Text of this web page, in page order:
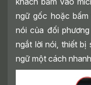
ngữ gốc hoặc
nói của đối
ngắt lời nói, thiết bị
ngữ một cách